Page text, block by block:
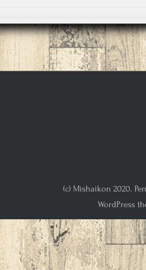
(c) Mishaikon 2020.
WordPress